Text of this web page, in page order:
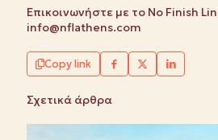
Επικοινωνήστε με το No Finish
info@nflathens.com
Copy link
Σχετικά άρθρα